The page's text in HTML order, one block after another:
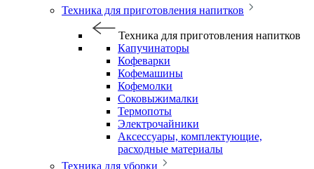
Техника для приготовления напитков
Техника для приготовления напитков
Капучинаторы
Кофеварки
Кофемашины
Кофемолки
Соковыжималки
Термопоты
Электрочайники
Аксессуары, комплектующие,
расходные материалы
Техника для уборки